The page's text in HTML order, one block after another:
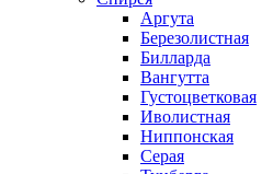
Аргута
Березолистная
Билларда
Вангутта
Густоцветковая
Иволистная
Ниппонская
Серая